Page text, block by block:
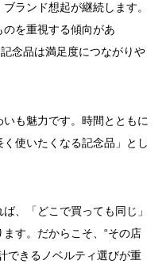
ランド想起が継続します。
を重視する傾向があ
念品は満足度につながりや
も魅力です。時間とともに
使いたくなる記念品」とし
、「どこで買っても同じ」
す。だからこそ、“その店
できるノベルティ選びが重